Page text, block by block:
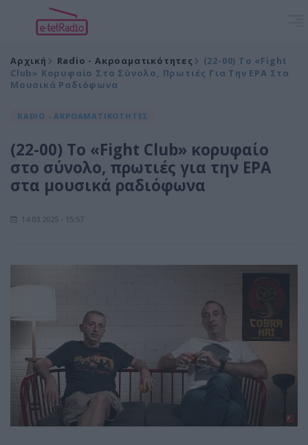
Αρχική Radio - Ακροαματικότητες
(22-00) Το «Fight
Club» Κορυφαίο Στο Σύνολο, Πρωτιές Για Την ΕΡΑ Στα
Μουσικά Ραδιόφωνα
RADIO - ΑΚΡΟΑΜΑΤΙΚΟΤΗΤΕΣ
(22-00) Το «Fight Club» κορυφαίο
στο σύνολο, πρωτιές για την ΕΡΑ
στα μουσικά ραδιόφωνα
14.03.2025 - 15:57